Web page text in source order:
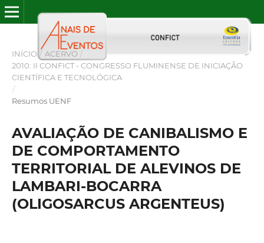
INÍCIO / ACERVO /
2010: II CONFICT - CONGRESSO FLUMINENSE DE INICIAÇÃO
CIENTÍFICA E TECNOLÓGICA
/
Resumos UENF
AVALIAÇÃO DE CANIBALISMO E
DE COMPORTAMENTO
TERRITORIAL DE ALEVINOS DE
LAMBARI-BOCARRA
(OLIGOSARCUS ARGENTEUS)